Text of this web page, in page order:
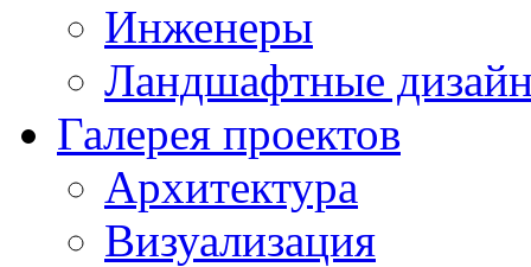
Инженеры
Ландшафтные
Галерея проектов
Архитектура
Визуализация